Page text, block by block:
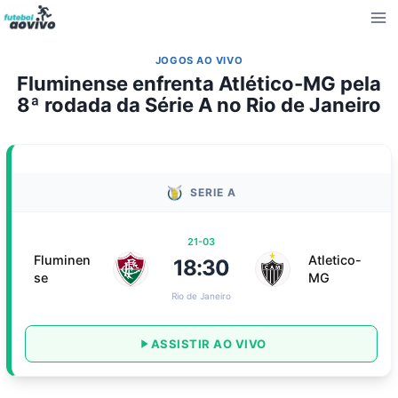
Pular
para
Conteúdo
JOGOS AO VIVO
Fluminense enfrenta Atlético-MG pela
8ª rodada da Série A no Rio de Janeiro
SERIE A
Fluminen
se
21-03
18:30
Rio de Janeiro
Atletico-
MG
ASSISTIR AO VIVO